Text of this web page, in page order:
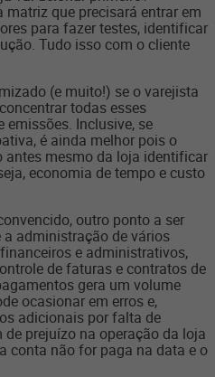
matriz que precisará entrar em
para fazer testes, identificar
Tudo isso com o cliente
(e muito!) se o varejista
todas esses
emissões. Inclusive, se
é ainda melhor pois o
antes mesmo da loja identificar
economia de tempo e custo
outro ponto a ser
administração de vários
e administrativos,
de faturas e contratos de
gera um volume
ocasionar em erros e,
adicionais por falta de
prejuízo na operação da loja
conta não for paga na data e o